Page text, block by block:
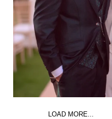
LOAD MORE...